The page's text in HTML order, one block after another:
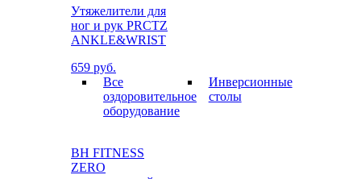
Утяжелители для
ног и рук PRCTZ
ANKLE&WRIST
659 руб.
Все
оздоровительное
оборудование
Инверсионные
столы
BH FITNESS
ZERO